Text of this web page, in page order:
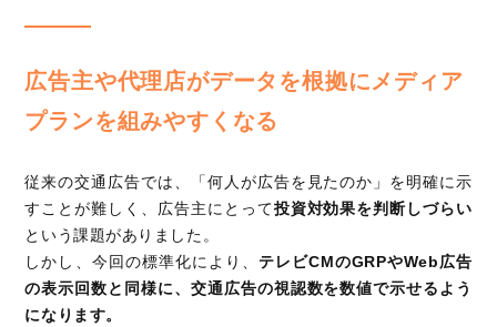
広告主や代理店がデータを根拠にメディア
プランを組みやすくなる
従来の交通広告では、「何人が広告を見たのか」を明確に示
すことが難しく、広告主にとって投資対効果を判断しづらい
という課題がありました。
しかし、今回の標準化により、 テレビCMのGRPやWeb広告
の表示回数と同様に、交通広告の視認数を数値で示せるよう
になります。